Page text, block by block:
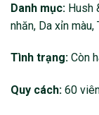
Danh mục: Hush
nhăn, Da xỉn màu,
Tình trạng: Còn
Quy cách: 60